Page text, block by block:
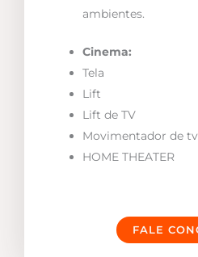
ambientes.
Cinema:
Tela
Lift
Lift de TV
Movimentador de tv
HOME THEATER
FALE